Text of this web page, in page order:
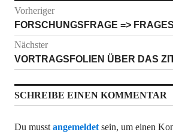
Beitragsnavigation
Vorheriger
Vorheriger
Beitrag:
FORSCHUNGSFRAGE =>
Nächster
Nächster
Beitrag:
VORTRAGSFOLIEN ÜBER DAS
SCHREIBE EINEN KOMMENTAR
Du musst angemeldet sein, um einen